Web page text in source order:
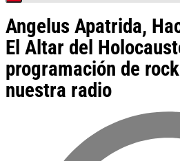
Angelus Apatrida,
El Altar del
programación de
nuestra radio